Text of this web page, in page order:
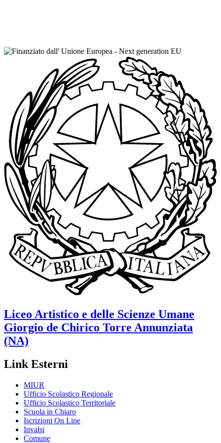
Liceo Artistico e delle Scienze Umane
Giorgio de Chirico Torre Annunziata
(NA)
Link Esterni
MIUR
Ufficio Scolastico Regionale
Ufficio Scolastico Territoriale
Scuola in Chiaro
Iscrizioni On Line
Invalsi
Comune